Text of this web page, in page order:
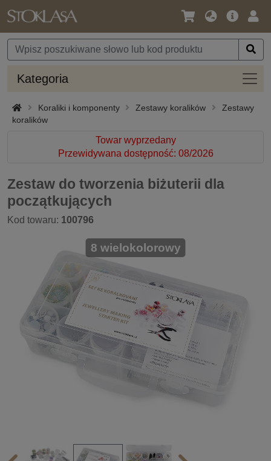
Język
Waluta
Oferta
Kategoria
Koraliki i komponenty Zestawy koralików
Zestawy
koralików
Towar wyprzedany
Przewidywana dostępność: 08/2026
Zestaw do tworzenia biżuterii dla
początkujących
Kod towaru: 100796
8 wielokolorowy